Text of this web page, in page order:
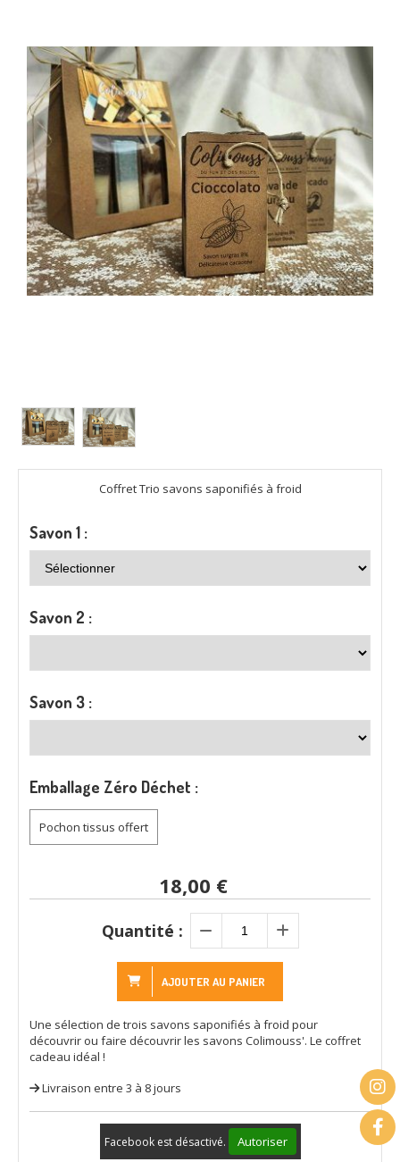
Coffret Trio savons saponifiés à froid
Savon 1 :
Savon 2 :
Savon 3 :
Emballage Zéro Déchet :
Pochon tissus offert
18,00 €
Quantité :
AJOUTER AU PANIER
Une sélection de trois savons saponifiés à froid pour
découvrir ou faire découvrir les savons Colimouss'. Le coffret
cadeau idéal !
Livraison entre 3 à 8 jours
Facebook est désactivé. Autoriser